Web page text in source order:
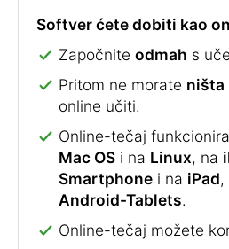
Softver ćete dobiti kao
Započnite odmah s
Pritom ne morate ništa
online učiti.
Online-tečaj
Mac OS i na Linux, na
Smartphone i na iPad
Android-Tablets.
Online-tečaj možete